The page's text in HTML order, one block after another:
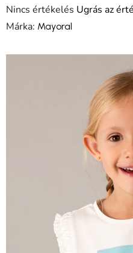
A termék átlagos értékelése
Nincs értékelés Ugrás az
Márka: Mayoral